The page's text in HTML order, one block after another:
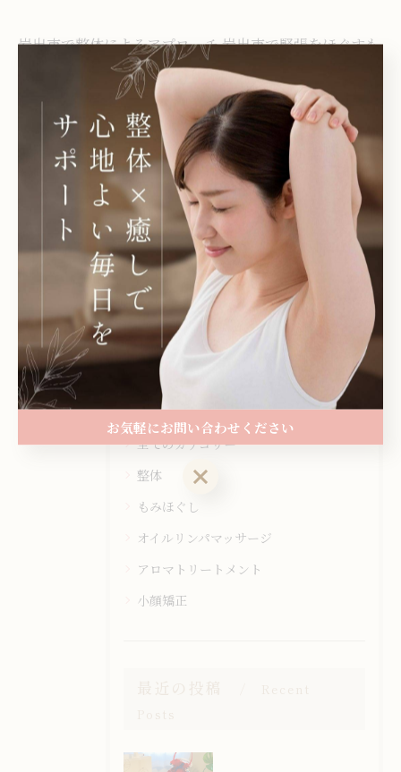
岩出市で整体によるアプローチ岩出市で緊張をほぐすも
< 前のページ 一覧に戻る 次のページ >
関連タグ
#骨盤矯正 #姿勢改善 #ドライヘッドスパ
カテゴリー Categories
全てのカテゴリー
整体
もみほぐし
オイルリンパマッサージ
アロマトリートメント
小顔矯正
お気軽にお問い合わせください
お気軽にお問い合わせください